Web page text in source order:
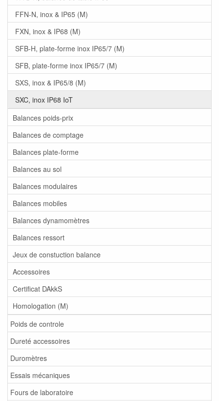
FFN-N, inox & IP65 (M)
FXN, inox & IP68 (M)
SFB-H, plate-forme inox IP65/7 (M)
SFB, plate-forme inox IP65/7 (M)
SXS, inox & IP65/8 (M)
SXC, inox IP68 IoT
Balances poids-prix
Balances de comptage
Balances plate-forme
Balances au sol
Balances modulaires
Balances mobiles
Balances dynamomètres
Balances ressort
Jeux de constuction balance
Accessoires
Certificat DAkkS
Homologation (M)
Poids de controle
Dureté accessoires
Duromètres
Essais mécaniques
Fours de laboratoire